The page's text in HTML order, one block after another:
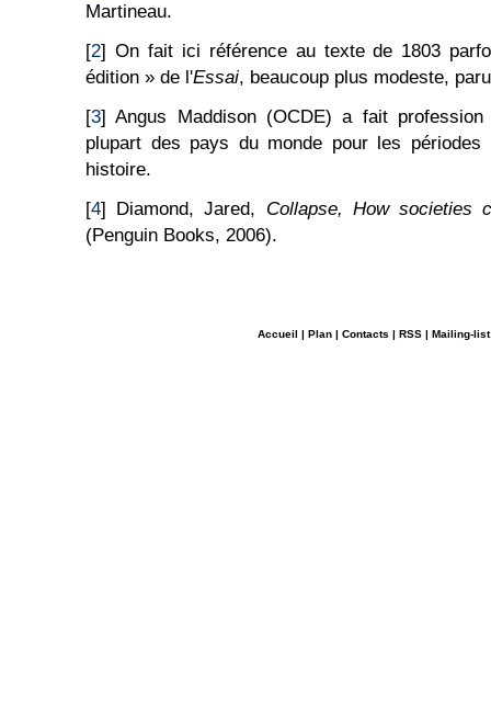
Martineau.
[2] On fait ici référence au texte de 1803
édition » de l'Essai, beaucoup plus modeste,
[3] Angus Maddison (OCDE) a fait
plupart des pays du monde pour les
histoire.
[4] Diamond, Jared, Collapse, How societies
(Penguin Books, 2006).
Accueil | Plan | Contacts | RSS | Mailing-list